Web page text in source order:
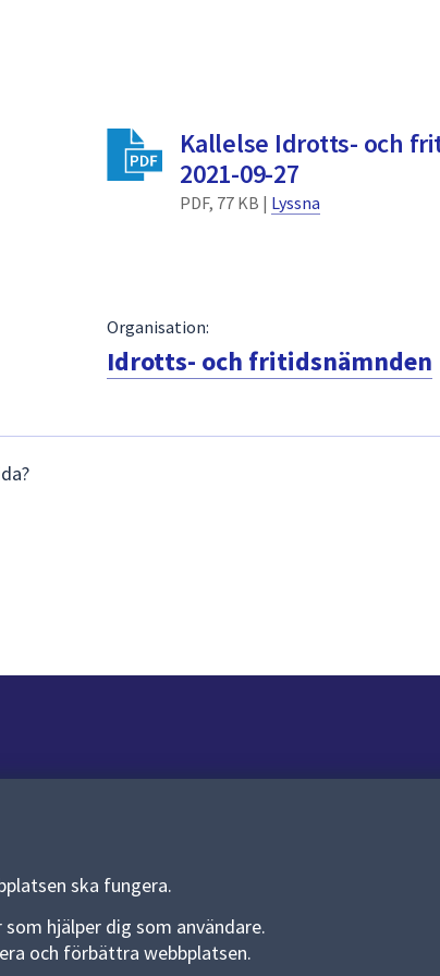
ska fungera.
hjälper dig som användare.
och förbättra webbplatsen.
Kallelse Idrotts- och
2021-09-27
PDF, 77 KB | Lyssna
Organisation:
Idrotts- och fritidsnämnden
Allmänna handlingar och diarium
Behandling av personuppgifter
Kakor